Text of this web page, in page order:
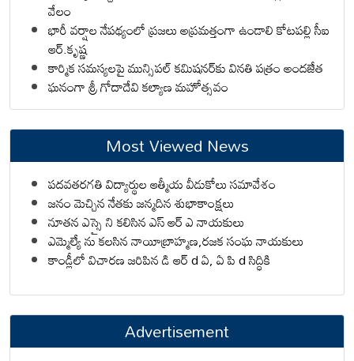
వేలం
భారీ వర్షాల నేపథ్యంలో ప్రజలు అప్రమత్తంగా ఉండాలి కోటపల్లి సీఐ
ఆర్.కృష్ణ
కార్మిక సమస్యలపై మున్సిపల్ కమిషనర్‌కు వినతి పత్రం అందజేత
ఘనంగా శ్రీ గోదాదేవి కల్యాణ మహోత్సవం
Most Viewed News
పదవతరగతి విద్యార్థుల ఆత్మీయ వీడుకోలు సమావేశం
జనం మెచ్చిన నేతకు జన్మదిన శుభాకాంక్షలు
నూతన ఎస్సై ని కలిసిన ఎస్ ఆర్ ఎ నాయకులు
ఎమ్మెల్యే ను కలసిన నాయీబ్రాహ్మణ,రజక సంఘ నాయకులు
కాండ్లీలో విచారణ జరిపిన డి ఆర్ d ఏ, ఏ పి d సిద్ధికి
Advertisement